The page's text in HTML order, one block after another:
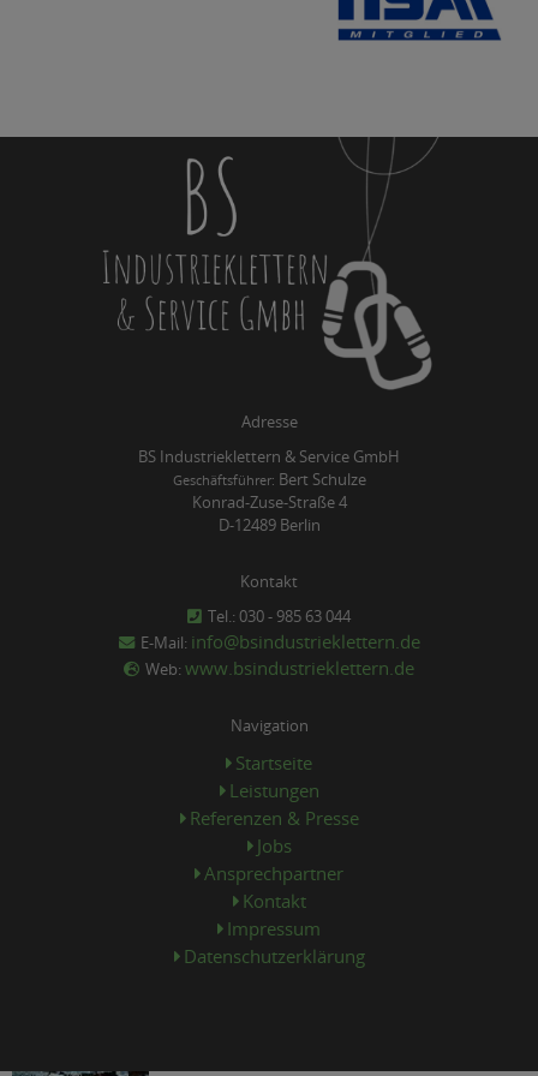
Adresse
BS Industrieklettern & Service GmbH
Geschäftsführer: Bert Schulze
Konrad-Zuse-Straße 4
D-12489 Berlin
Kontakt
Tel.: 030 - 985 63 044
E-Mail: info@bsindustrieklettern.de
Web: www.bsindustrieklettern.de
Navigation
Startseite
Leistungen
Referenzen & Presse
Jobs
Ansprechpartner
Kontakt
Impressum
Datenschutzerklärung